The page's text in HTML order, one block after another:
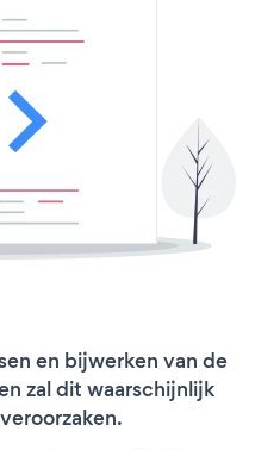
en bijwerken van de
zal dit waarschijnlijk